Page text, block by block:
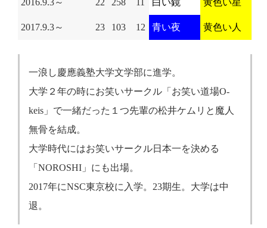
2016.9.3～ 22 258 11 白い鏡 黄色い星
2017.9.3～ 23 103 12 青い夜 黄色い人
一浪し慶應義塾大学文学部に進学。
大学２年の時にお笑いサークル「お笑い道場O-
keis」で一緒だった１つ先輩の松井ケムリと魔人
無骨を結成。
大学時代にはお笑いサークル日本一を決める
「NOROSHI」にも出場。
2017年にNSC東京校に入学。23期生。大学は中
退。